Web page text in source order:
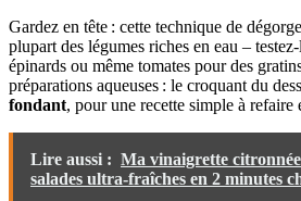
Gardez en tête : cette technique de
plupart des légumes riches en eau –
épinards ou même tomates pour des
préparations aqueuses : le croquant du
fondant, pour une recette simple à refaire
Lire aussi : Ma vinaigrette
salades ultra-fraîches en 2 minutes